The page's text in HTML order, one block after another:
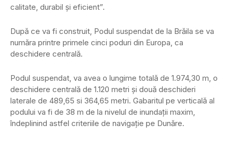
calitate, durabil şi eficient”.
După ce va fi construit, Podul suspendat de la Brăila se va
număra printre primele cinci poduri din Europa, ca
deschidere centrală.
Podul suspendat, va avea o lungime totală de 1.974,30 m, o
deschidere centrală de 1.120 metri şi două deschideri
laterale de 489,65 si 364,65 metri. Gabaritul pe verticală al
podului va fi de 38 m de la nivelul de inundaţii maxim,
îndeplinind astfel criteriile de navigaţie pe Dunăre.